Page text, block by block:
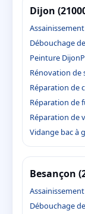
Dijon
Débouchage
Peinture Dijon
Rénovation de
Réparation de
Réparation de
Réparation de
Vidange bac à
Besançon
Débouchage